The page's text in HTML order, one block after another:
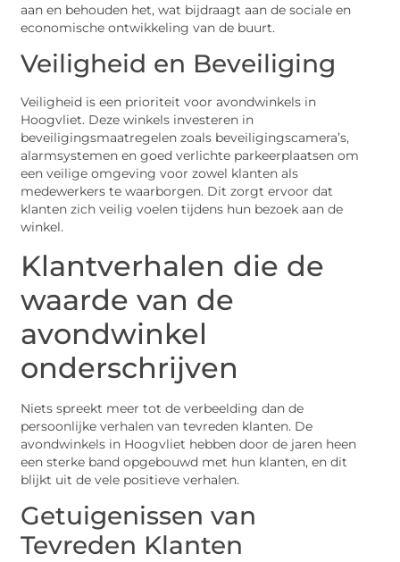
aan en behouden het, wat bijdraagt aan de sociale en
economische ontwikkeling van de buurt.
Veiligheid en Beveiliging
Veiligheid is een prioriteit voor avondwinkels in
Hoogvliet. Deze winkels investeren in
beveiligingsmaatregelen zoals beveiligingscamera’s,
alarmsystemen en goed verlichte parkeerplaatsen om
een veilige omgeving voor zowel klanten als
medewerkers te waarborgen. Dit zorgt ervoor dat
klanten zich veilig voelen tijdens hun bezoek aan de
winkel.
Klantverhalen die de
waarde van de
avondwinkel
onderschrijven
Niets spreekt meer tot de verbeelding dan de
persoonlijke verhalen van tevreden klanten. De
avondwinkels in Hoogvliet hebben door de jaren heen
een sterke band opgebouwd met hun klanten, en dit
blijkt uit de vele positieve verhalen.
Getuigenissen van
Tevreden Klanten